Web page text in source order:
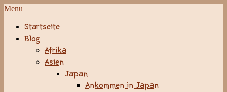
Menu
Startseite
Blog
Afrika
Asien
Japan
Ankommen in Japan